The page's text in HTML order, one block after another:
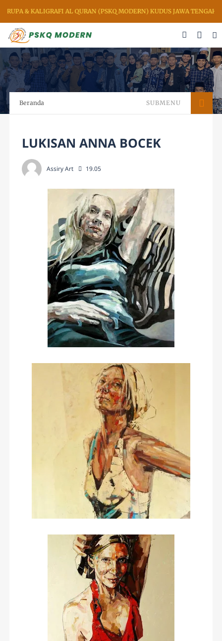
QURAN (PSKQ MODERN) KUDUS JAWA TENGAH INDONESIA
Beranda SUBMENU
LUKISAN ANNA BOCEK
Assiry Art 19.05